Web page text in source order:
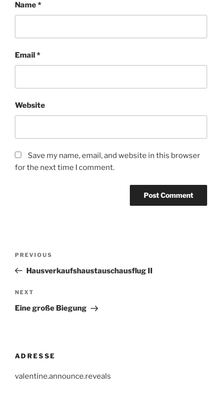
Name*
Email*
Website
Save my name, email, and website in this browser
for the next time I comment.
Previous
Post
PREVIOUS
Hausverkaufshaustauschausflug II
Next
Post
NEXT
Eine große Biegung
ADRESSE
valentine.announce.reveals